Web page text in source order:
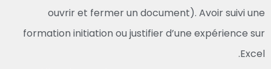
ouvrir et fermer un document). Avoir suivi une
formation initiation ou justifier d’une expérience sur
Excel.